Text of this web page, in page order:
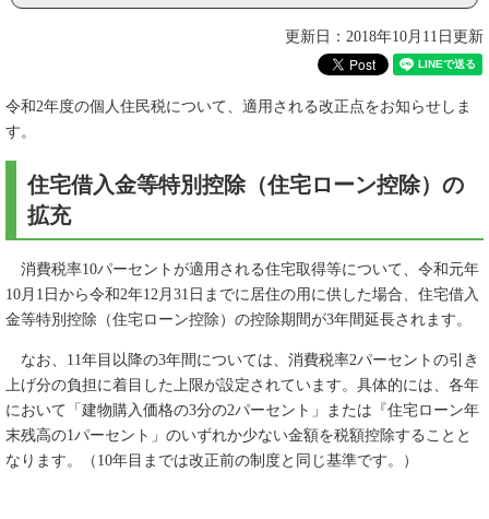
更新日：2018年10月11日更新
令和2年度の個人住民税について、適用される改正点をお知らせしま
す。
住宅借入金等特別控除（住宅ローン控除）の
拡充
消費税率10パーセントが適用される住宅取得等について、令和元年
10月1日から令和2年12月31日までに居住の用に供した場合、住宅借入
金等特別控除（住宅ローン控除）の控除期間が3年間延長されます。
なお、11年目以降の3年間については、消費税率2パーセントの引き
上げ分の負担に着目した上限が設定されています。具体的には、各年
において「建物購入価格の3分の2パーセント」または『住宅ローン年
末残高の1パーセント」のいずれか少ない金額を税額控除することと
なります。（10年目までは改正前の制度と同じ基準です。）